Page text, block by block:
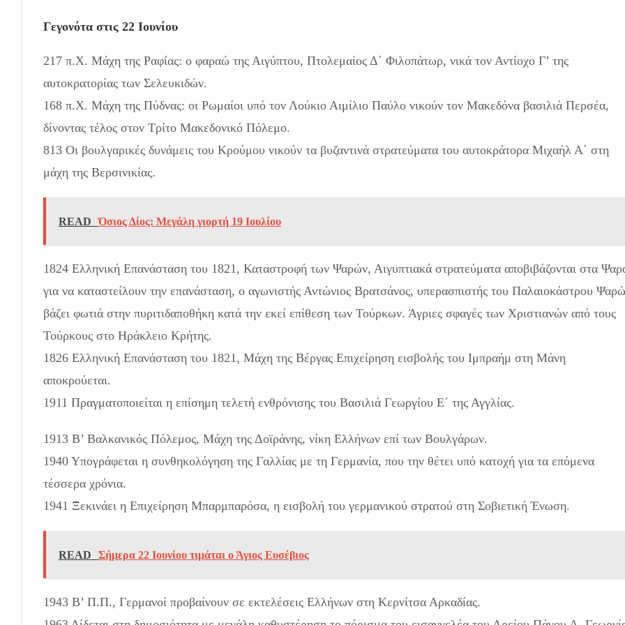
Γεγονότα στις 22 Ιουνίου
217 π.Χ. Μάχη της Ραφίας: ο φαραώ της Αιγύπτου, Πτολεμαίος Δ΄ Φιλοπάτωρ, νικά τον Αντίοχο Γ’ της
αυτοκρατορίας των Σελευκιδών.
168 π.Χ. Μάχη της Πύδνας: οι Ρωμαίοι υπό τον Λούκιο Αιμίλιο Παύλο νικούν τον Μακεδόνα βασιλιά Περσέα,
δίνοντας τέλος στον Τρίτο Μακεδονικό Πόλεμο.
813 Οι βουλγαρικές δυνάμεις του Κρούμου νικούν τα βυζαντινά στρατεύματα του αυτοκράτορα Μιχαήλ Α΄ στη
μάχη της Βερσινικίας.
READ Όσιος Δίος: Μεγάλη γιορτή 19 Ιουλίου
1824 Ελληνική Επανάσταση του 1821, Καταστροφή των Ψαρών, Αιγυπτιακά στρατεύματα αποβιβάζονται στα
για να καταστείλουν την επανάσταση, ο αγωνιστής Αντώνιος Βρατσάνος, υπερασπιστής του Παλαιοκάστρου
βάζει φωτιά στην πυριτιδαποθήκη κατά την εκεί επίθεση των Τούρκων. Άγριες σφαγές των Χριστιανών από τους
Τούρκους στο Ηράκλειο Κρήτης.
1826 Ελληνική Επανάσταση του 1821, Μάχη της Βέργας Επιχείρηση εισβολής του Ιμπραήμ στη Μάνη
αποκρούεται.
1911 Πραγματοποιείται η επίσημη τελετή ενθρόνισης του Βασιλιά Γεωργίου Ε΄ της Αγγλίας.
1913 Β’ Βαλκανικός Πόλεμος, Μάχη της Δοϊράνης, νίκη Ελλήνων επί των Βουλγάρων.
1940 Υπογράφεται η συνθηκολόγηση της Γαλλίας με τη Γερμανία, που την θέτει υπό κατοχή για τα επόμενα
τέσσερα χρόνια.
1941 Ξεκινάει η Επιχείρηση Μπαρμπαρόσα, η εισβολή του γερμανικού στρατού στη Σοβιετική Ένωση.
READ Σήμερα 22 Ιουνίου τιμάται ο Άγιος Ευσέβιος
1943 Β’ Π.Π., Γερμανοί προβαίνουν σε εκτελέσεις Ελλήνων στη Κερνίτσα Αρκαδίας.